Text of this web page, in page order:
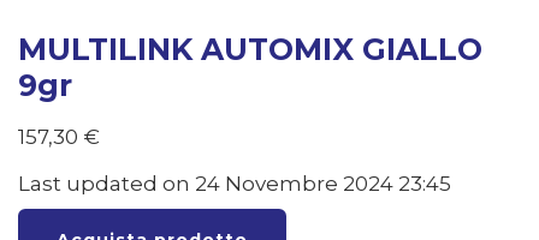
MULTILINK AUTOMIX GIALLO
9gr
157,30 €
Last updated on 24 Novembre 2024 23:45